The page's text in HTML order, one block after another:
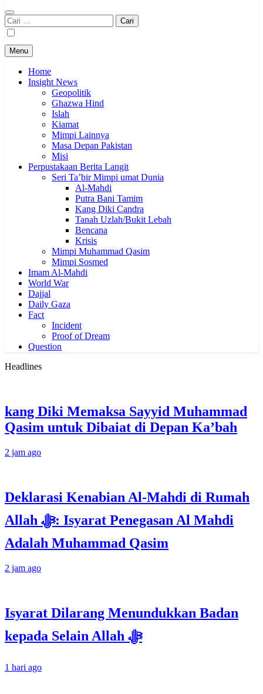
Cari
untuk:
Menu
Home
Insight News
Geopolitik
Ghazwa Hind
Islah
Kiamat
Mimpi Lainnya
Masa Depan Pakistan
Misi
Perpustakaan Berita Langit
Seri Ta’bir Mimpi umat Dunia
Al-Mahdi
Putra Bani Tamim
Kang Diki Candra
Tanah Uzlah/Bukit Lebah
Bencana
Krisis
Mimpi Muhammad Qasim
Mimpi Sosmed
Imam Al-Mahdi
World War
Dajjal
Daily Gaza
Fact
Incident
Proof of Dream
Question
Headlines
kang Diki Memaksa Sayyid Muhammad
Qasim untuk Dibaiat di Depan Ka’bah
2 jam ago
Deklarasi Kenabian Al-Mahdi di Rumah
Allah ﷻ: Isyarat Penegasan Al Mahdi
Adalah Muhammad Qasim
2 jam ago
Isyarat Dilarang Menundukkan Badan
kepada Selain Allah ﷻ
1 hari ago